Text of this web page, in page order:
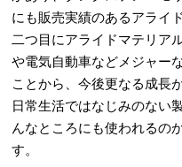
にも販売実績のあるアライ
二つ目にアライドマテリア
や電気自動車などメジャー
ことから、今後更なる成長
日常生活ではなじみのない
んなところにも使われるの
す。